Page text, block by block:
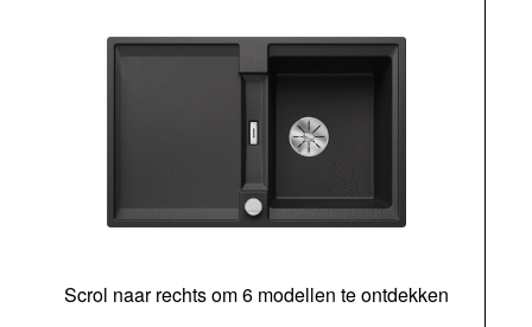
Scrol naar rechts om 6 modellen te ontdekken